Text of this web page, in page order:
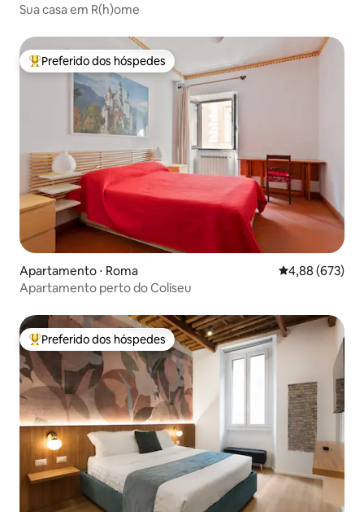
Sua casa em R(h)ome
Entre os melhores preferidos dos hóspedes
Preferido dos hóspedes
Apartamento ⋅ Roma 4,88 de uma
4,88 (673)
Apartamento perto do Coliseu
Entre os melhores preferidos dos hóspedes
Preferido dos hóspedes